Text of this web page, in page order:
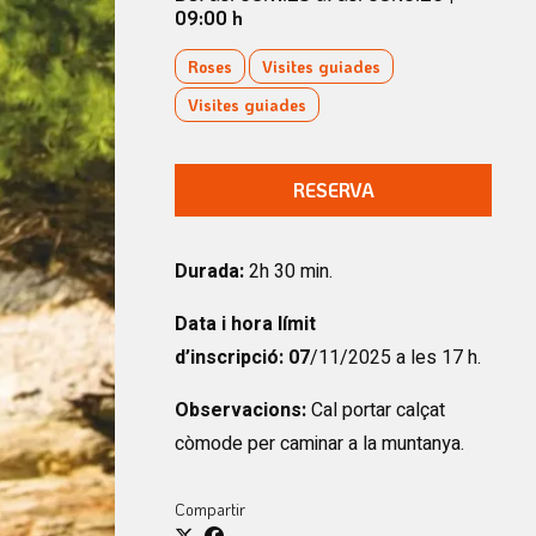
09:00 h
Roses
Visites guiades
Visites guiades
RESERVA
Durada:2h 30 min.
Data i hora límit
d’inscripció: 07/11/2025 a les 17 h.
Observacions:Cal portar calçat
còmode per caminar a la muntanya.
Compartir